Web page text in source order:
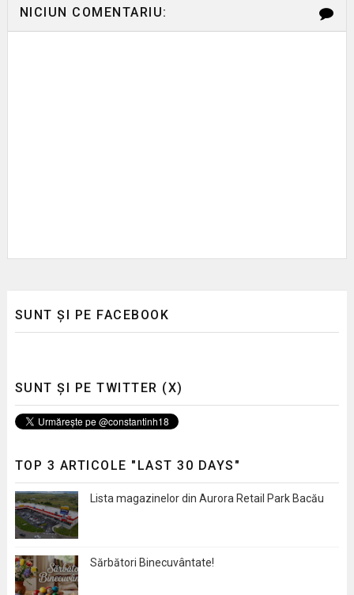
NICIUN COMENTARIU:
SUNT ȘI PE FACEBOOK
SUNT ȘI PE TWITTER (X)
TOP 3 ARTICOLE "LAST 30 DAYS"
Lista magazinelor din Aurora Retail Park Bacău
Sărbători Binecuvântate!